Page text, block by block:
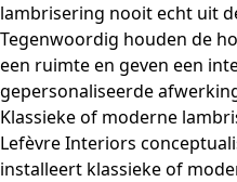
lambrisering nooit echt uit
Tegenwoordig houden de
een ruimte en geven een
gepersonaliseerde
Klassieke of moderne
Lefèvre Interiors
installeert klassieke of